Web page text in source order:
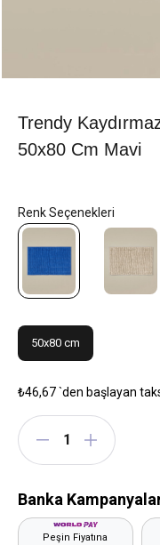
Trendy
50x80 Cm Mavi
50x80 cm
₺46,67`den başlayan
Banka
Peşin Fiyatına